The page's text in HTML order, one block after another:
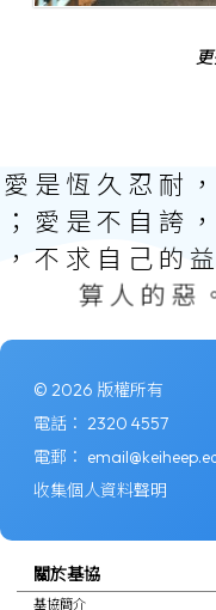
愛 是 恆 久 忍 耐 ，
；
愛 是不 自 誇 ，
， 不 求 自 己 的 益
算 人 的 惡
© 2026 版權所有
電話： 2320 4557
電郵：
收集個人資料聲明
關於基協
基協簡介